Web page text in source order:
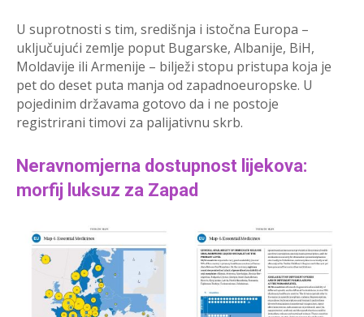
U suprotnosti s tim, središnja i istočna Europa –
uključujući zemlje poput Bugarske, Albanije, BiH,
Moldavije ili Armenije – bilježi stopu pristupa koja je
pet do deset puta manja od zapadnoeuropske. U
pojedinim državama gotovo da i ne postoje
registrirani timovi za palijativnu skrb.
Neravnomjerna dostupnost lijekova:
morfij luksuz za Zapad